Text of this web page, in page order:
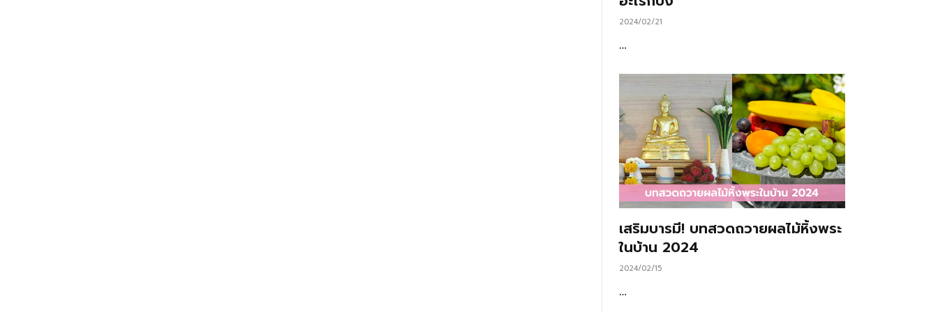
2024/02/21
…
เสริมบารมี! บทสวดถวายผลไม้หิ้งพระ
ในบ้าน 2024
2024/02/15
…